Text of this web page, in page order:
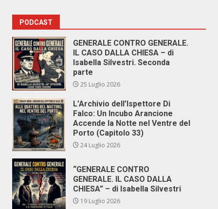
PODCAST
GENERALE CONTRO GENERALE.
IL CASO DALLA CHIESA – di
Isabella Silvestri. Seconda
parte
25 Luglio 2026
L’Archivio dell’Ispettore Di
Falco: Un Incubo Arancione
Accende la Notte nel Ventre del
Porto (Capitolo 33)
24 Luglio 2026
“GENERALE CONTRO
GENERALE. IL CASO DALLA
CHIESA” – di Isabella Silvestri
19 Luglio 2026